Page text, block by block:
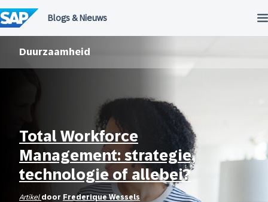
naar
de
inhoud
Duurzaamheid
Total Workforce
Management: strategie,
technologie of allebei?
Artikel door Frederique Wessels